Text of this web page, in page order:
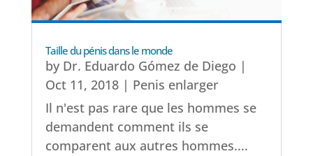
Taille du pénis dans le monde
by Dr. Eduardo Gómez de Diego |
Oct 11, 2018| Penis enlarger
Il n'est pas rare que les hommes se
demandent comment ils se
comparent aux autres hommes....